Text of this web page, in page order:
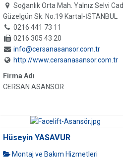
Soğanlık Orta Mah. Yalnız Selvi Cad.
Güzelgün Sk. No.19 Kartal-İSTANBUL
0216 441 73 11
0216 305 43 20
info@cersanasansor.com.tr
http://www.cersanasansor.com.tr
Firma Adı
CERSAN ASANSÖR
Hüseyin YASAVUR
Montaj ve Bakım Hizmetleri